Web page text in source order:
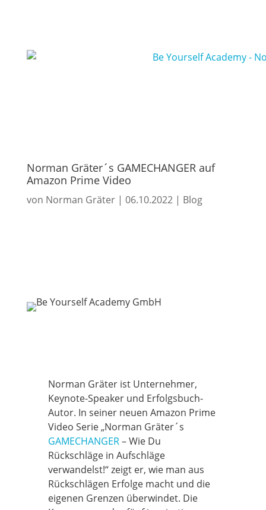
Norman Gräter´s GAMECHANGER auf
Amazon Prime Video
von Norman Gräter| 06.10.2022| Blog
Norman Gräter ist Unternehmer,
Keynote-Speaker und Erfolgsbuch-
Autor. In seiner neuen Amazon Prime
Video Serie „Norman Gräter´s
GAMECHANGER– Wie Du
Rückschläge in Aufschläge
verwandelst!“ zeigt er, wie man aus
Rückschlägen Erfolge macht und die
eigenen Grenzen überwindet. Die